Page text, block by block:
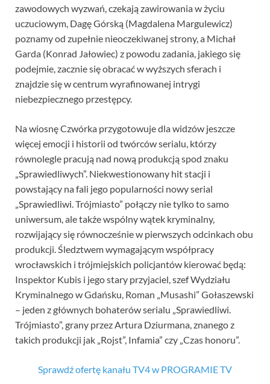
zawodowych wyzwań, czekają zawirowania w życiu
uczuciowym, Dagę Górską (Magdalena Margulewicz)
poznamy od zupełnie nieoczekiwanej strony, a Michał
Garda (Konrad Jałowiec) z powodu zadania, jakiego się
podejmie, zacznie się obracać w wyższych sferach i
znajdzie się w centrum wyrafinowanej intrygi
niebezpiecznego przestępcy.
Na wiosnę Czwórka przygotowuje dla widzów jeszcze
więcej emocji i historii od twórców serialu, którzy
równolegle pracują nad nową produkcją spod znaku
„Sprawiedliwych”. Niekwestionowany hit stacji i
powstający na fali jego popularności nowy serial
„Sprawiedliwi. Trójmiasto” połączy nie tylko to samo
uniwersum, ale także wspólny wątek kryminalny,
rozwijający się równocześnie w pierwszych odcinkach obu
produkcji. Śledztwem wymagającym współpracy
wrocławskich i trójmiejskich policjantów kierować będą:
Inspektor Kubis i jego stary przyjaciel, szef Wydziału
Kryminalnego w Gdańsku, Roman „Musashi” Gołaszewski
– jeden z głównych bohaterów serialu „Sprawiedliwi.
Trójmiasto”, grany przez Artura Dziurmana, znanego z
takich produkcji jak „Rojst”, Infamia” czy „Czas honoru”.
Sprawdź ofertę kanału TV4 w PROGRAMIE TV